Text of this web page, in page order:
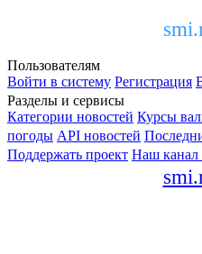
Пользователям
Войти в систему Регистрация
Разделы и сервисы
Категории новостей Курсы
погоды API новостей
Поддержать проект Наш канал